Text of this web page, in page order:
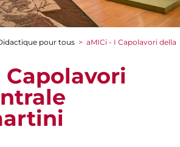
pour tous > aMICi - I Capolavori della
Capolavori